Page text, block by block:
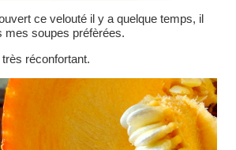
ce velouté il y a quelque temps, il
mes soupes préfèrées.
réconfortant.